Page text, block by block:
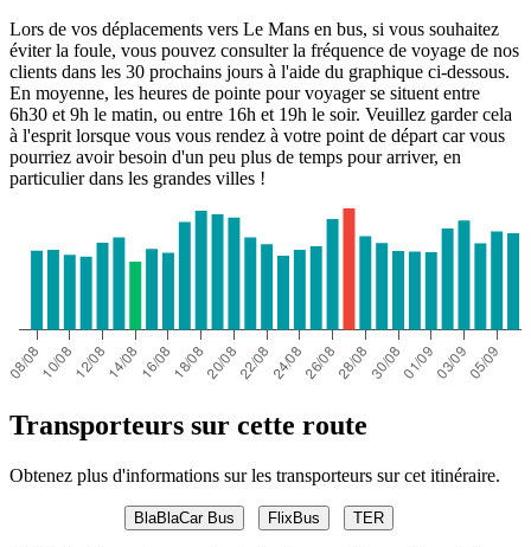
Lors de vos déplacements vers Le Mans en bus, si vous souhaitez
éviter la foule, vous pouvez consulter la fréquence de voyage de nos
clients dans les 30 prochains jours à l'aide du graphique ci-dessous.
En moyenne, les heures de pointe pour voyager se situent entre
6h30 et 9h le matin, ou entre 16h et 19h le soir. Veuillez garder cela
à l'esprit lorsque vous vous rendez à votre point de départ car vous
pourriez avoir besoin d'un peu plus de temps pour arriver, en
particulier dans les grandes villes !
Transporteurs sur cette route
Obtenez plus d'informations sur les transporteurs sur cet itinéraire.
BlaBlaCar Bus FlixBus TER